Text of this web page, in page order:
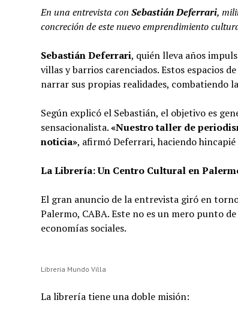
En una entrevista con Sebastián Deferrari,
concreción de este nuevo emprendimiento
Sebastián Deferrari, quién lleva años
villas y barrios carenciados. Estos espacios
narrar sus propias realidades, combatiendo
Según explicó el Sebastián, el objetivo es
sensacionalista.«Nuestro taller de
noticia», afirmó Deferrari, haciendo
La Librería: Un Centro Cultural en
El gran anuncio de la entrevista giró en
Palermo, CABA. Este no es un mero punto
economías sociales.
Libreria Mundo Villa
La librería tiene una doble misión: